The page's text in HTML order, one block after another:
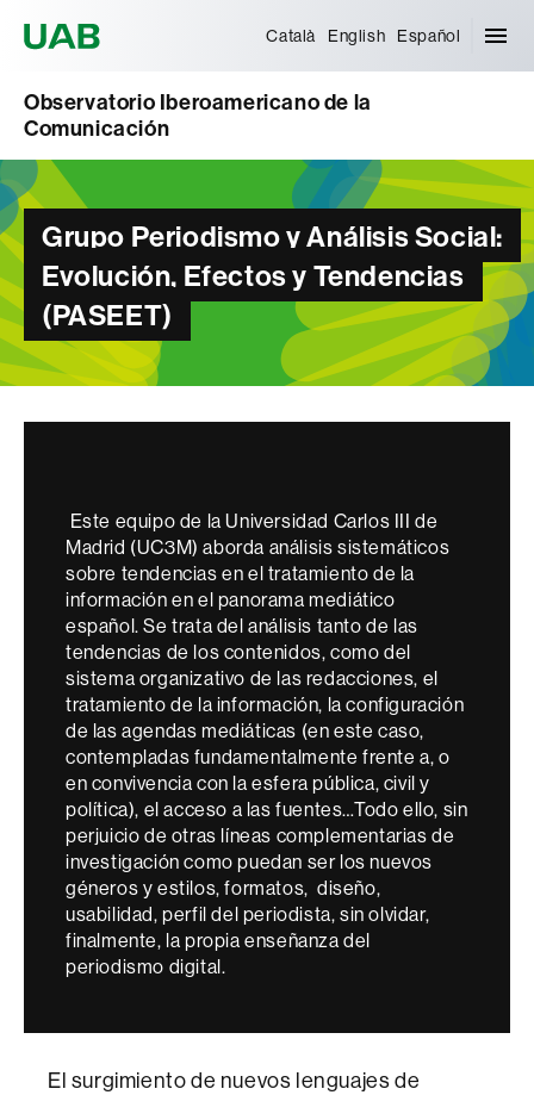
Català English Español
Observatorio Iberoamericano de la
Comunicación
Grupo Periodismo y Análisis Social:
Evolución, Efectos y Tendencias
(PASEET)
Este equipo de la Universidad Carlos III de
Madrid (UC3M) aborda análisis sistemáticos
sobre tendencias en el tratamiento de la
información en el panorama mediático
español. Se trata del análisis tanto de las
tendencias de los contenidos, como del
sistema organizativo de las redacciones, el
tratamiento de la información, la configuración
de las agendas mediáticas (en este caso,
contempladas fundamentalmente frente a, o
en convivencia con la esfera pública, civil y
política), el acceso a las fuentes…Todo ello, sin
perjuicio de otras líneas complementarias de
investigación como puedan ser los nuevos
géneros y estilos, formatos, diseño,
usabilidad, perfil del periodista, sin olvidar,
finalmente, la propia enseñanza del
periodismo digital.
El surgimiento de nuevos lenguajes de